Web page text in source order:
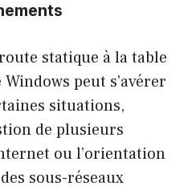
route statique à la table
peut s’avérer
situations,
de plusieurs
ou l’orientation
sous-réseaux